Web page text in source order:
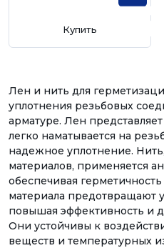
Купить
Лен и нить для
уплотнения резьбовых
арматуре. Лен
легко наматывается на
надежное уплотнение.
материалов, применяется
обеспечивая
материала предотвращают
повышая эффективность и
Они устойчивы к
веществ и температурных